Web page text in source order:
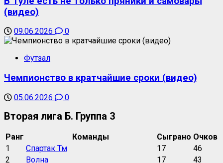
(видео)
09.06.2026 0
Футзал
Чемпионство в кратчайшие сроки (видео)
05.06.2026 0
Вторая лига Б. Группа 3
Ранг Команды Сыграно Очков
1
Спартак Тм 17
46
2
Волна 17
43